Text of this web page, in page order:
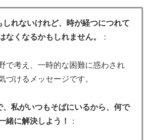
しれないけれど、時が経つにつれて
なくなるかもしれません。
：
で考え、一時的な困難に惑わされ
づけるメッセージです。
、私がいつもそばにいるから、何で
緒に解決しよう！
：